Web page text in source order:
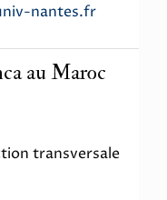
nantes.fr
au Maroc
transversale